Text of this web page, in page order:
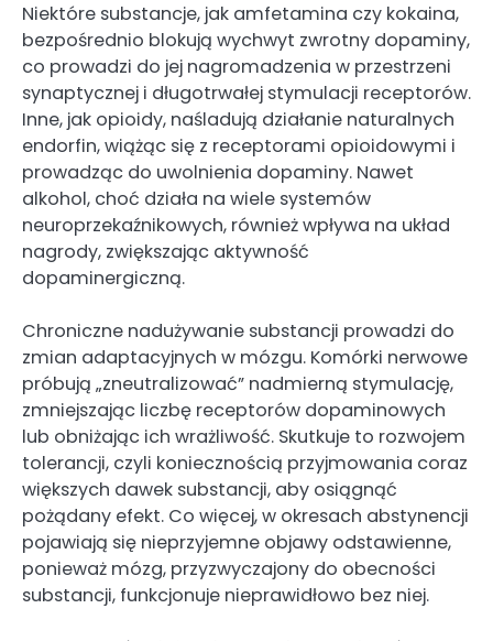
Niektóre substancje, jak amfetamina czy kokaina,
bezpośrednio blokują wychwyt zwrotny dopaminy,
co prowadzi do jej nagromadzenia w przestrzeni
synaptycznej i długotrwałej stymulacji receptorów.
Inne, jak opioidy, naśladują działanie naturalnych
endorfin, wiążąc się z receptorami opioidowymi i
prowadząc do uwolnienia dopaminy. Nawet
alkohol, choć działa na wiele systemów
neuroprzekaźnikowych, również wpływa na układ
nagrody, zwiększając aktywność
dopaminergiczną.
Chroniczne nadużywanie substancji prowadzi do
zmian adaptacyjnych w mózgu. Komórki nerwowe
próbują „zneutralizować” nadmierną stymulację,
zmniejszając liczbę receptorów dopaminowych
lub obniżając ich wrażliwość. Skutkuje to rozwojem
tolerancji, czyli koniecznością przyjmowania coraz
większych dawek substancji, aby osiągnąć
pożądany efekt. Co więcej, w okresach abstynencji
pojawiają się nieprzyjemne objawy odstawienne,
ponieważ mózg, przyzwyczajony do obecności
substancji, funkcjonuje nieprawidłowo bez niej.